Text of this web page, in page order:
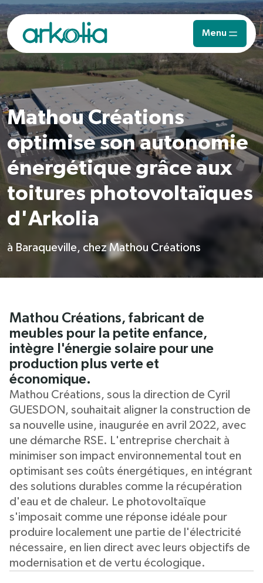
Saut au contenu principal
Menu
Mathou Créations
optimise son autonomie
énergétique grâce aux
toitures photovoltaïques
d'Arkolia
à Baraqueville, chez Mathou Créations
Mathou Créations, fabricant de
meubles pour la petite enfance,
intègre l'énergie solaire pour une
production plus verte et
économique.
Mathou Créations, sous la direction de Cyril
GUESDON, souhaitait aligner la construction de
sa nouvelle usine, inaugurée en avril 2022, avec
une démarche RSE. L'entreprise cherchait à
minimiser son impact environnemental tout en
optimisant ses coûts énergétiques, en intégrant
des solutions durables comme la récupération
d'eau et de chaleur. Le photovoltaïque
s'imposait comme une réponse idéale pour
produire localement une partie de l'électricité
nécessaire, en lien direct avec leurs objectifs de
modernisation et de vertu écologique.